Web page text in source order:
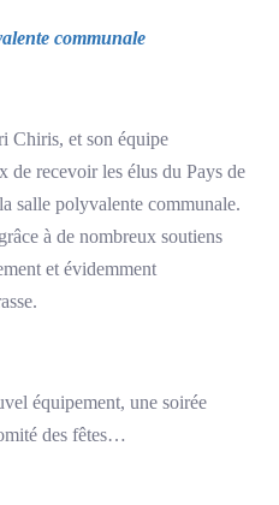
communale
Chiris, et son équipe
de recevoir les élus du Pays de
salle polyvalente communale.
à de nombreux soutiens
et évidemment
équipement, une soirée
des fêtes…